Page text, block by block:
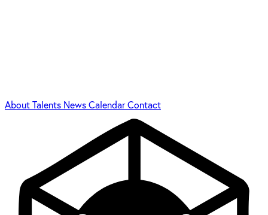
AboutTalents NewsCalendarContact